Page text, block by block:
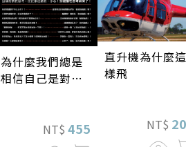
為什麼我們總是
相信自己是對
NT$ 455
直升機為什麼這
樣飛
NT$